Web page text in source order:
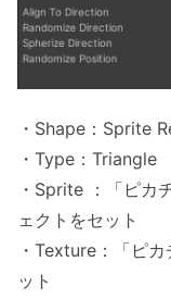
・Shape：Sprite
・Type：Triangle
・Sprite ：「ピカ
ェクトをセット
・Texture：「ピ
ット